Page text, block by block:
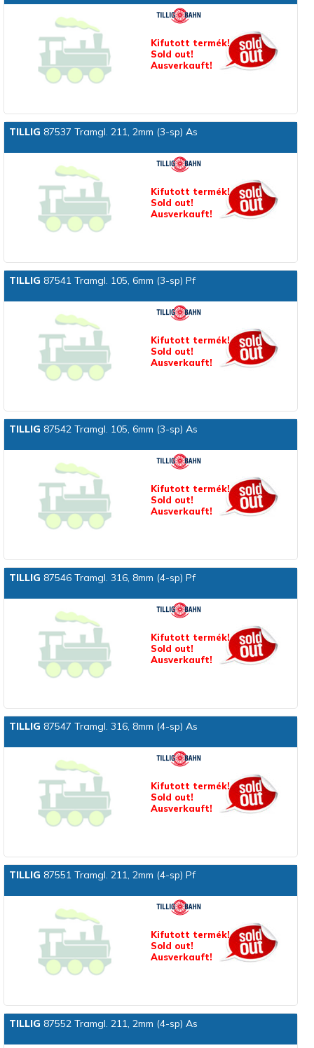
Kifutott termék!
Sold out!
Ausverkauft!
TILLIG 87537 Tramgl. 211, 2mm (3-sp) As
Kifutott termék!
Sold out!
Ausverkauft!
TILLIG 87541 Tramgl. 105, 6mm (3-sp) Pf
Kifutott termék!
Sold out!
Ausverkauft!
TILLIG 87542 Tramgl. 105, 6mm (3-sp) As
Kifutott termék!
Sold out!
Ausverkauft!
TILLIG 87546 Tramgl. 316, 8mm (4-sp) Pf
Kifutott termék!
Sold out!
Ausverkauft!
TILLIG 87547 Tramgl. 316, 8mm (4-sp) As
Kifutott termék!
Sold out!
Ausverkauft!
TILLIG 87551 Tramgl. 211, 2mm (4-sp) Pf
Kifutott termék!
Sold out!
Ausverkauft!
TILLIG 87552 Tramgl. 211, 2mm (4-sp) As